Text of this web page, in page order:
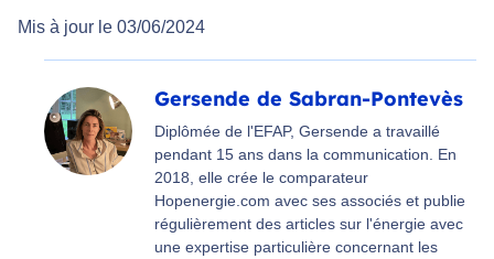
Mis à jour le 03/06/2024
Gersende de Sabran-Pontevès
Diplômée de l'EFAP, Gersende a travaillé
pendant 15 ans dans la communication. En
2018, elle crée le comparateur
Hopenergie.com avec ses associés et publie
régulièrement des articles sur l'énergie avec
une expertise particulière concernant les